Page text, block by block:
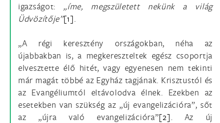
igazságot: „íme, megszületett nekünk a világ
Üdvözítője”[1].
„A régi keresztény országokban, néha az
újabbakban is, a megkereszteltek egész csoportja
elvesztette élő hitét, vagy egyenesen nem tekinti
már magát többé az Egyház tagjának. Krisztustól és
az Evangéliumtól eltávolodva élnek. Ezekben az
esetekben van szükség az „új evangelizációra”, sőt
az „újra való evangelizációra”[2]. Az új